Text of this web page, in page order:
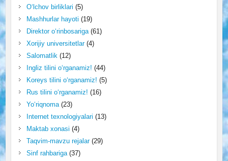
O‘lchov birliklari (5)
Mashhurlar hayoti (19)
Direktor o‘rinbosariga(61)
Xorijiy universitetlar(4)
Salomatlik(12)
Ingliz tilini o‘rganamiz! (44)
Koreys tilini o‘rganamiz! (5)
Rus tilini o‘rganamiz! (16)
Yo‘riqnoma(23)
Internet texnologiyalari (13)
Maktab xonasi (4)
Taqvim-mavzu rejalar(29)
Sinf rahbariga(37)